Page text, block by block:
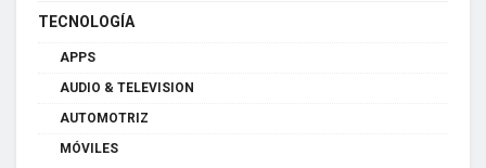
TECNOLOGÍA
APPS
AUDIO & TELEVISION
AUTOMOTRIZ
MÓVILES